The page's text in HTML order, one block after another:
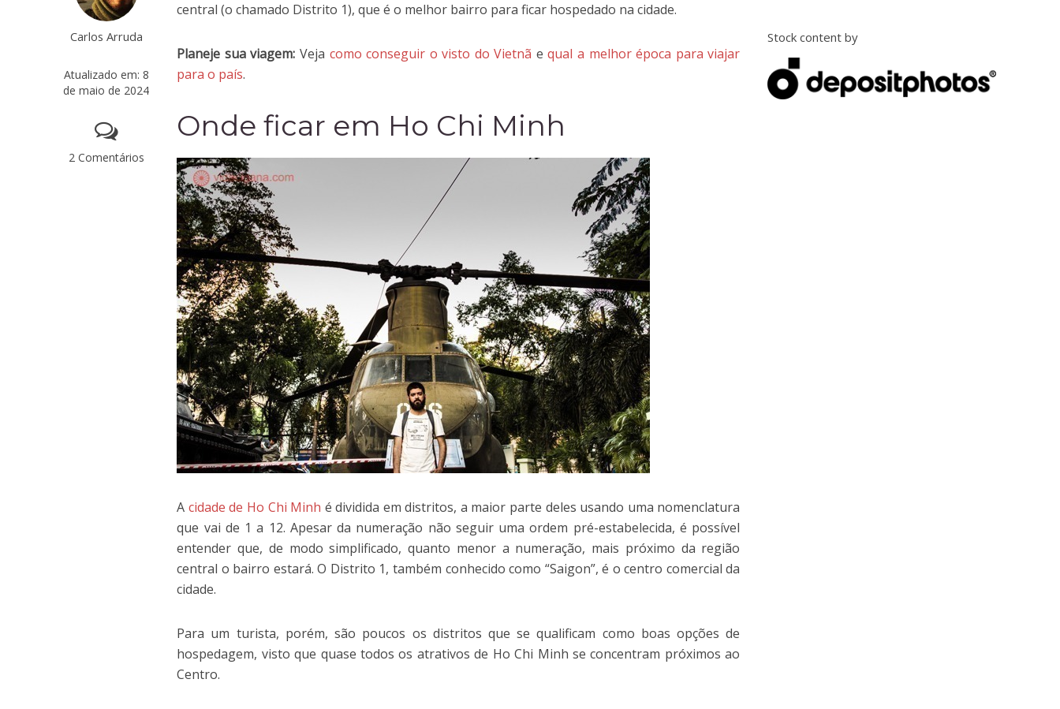
Carlos Arruda
Atualizado em: 8
de maio de 2024
2 Comentários
central (o chamado Distrito 1), que é o melhor bairro para ficar hospedado na cidade.
Planeje sua viagem: Veja como conseguir o visto do Vietnã equal a melhor época para viajar
para o país.
Onde ficar em Ho Chi Minh
A cidade de Ho Chi Minh é dividida em distritos, a maior parte deles usando uma nomenclatura
que vai de 1 a 12. Apesar da numeração não seguir uma ordem pré-estabelecida, é possível
entender que, de modo simplificado, quanto menor a numeração, mais próximo da região
central o bairro estará. O Distrito 1, também conhecido como “Saigon”, é o centro comercial da
cidade.
Para um turista, porém, são poucos os distritos que se qualificam como boas opções de
hospedagem, visto que quase todos os atrativos de Ho Chi Minh se concentram próximos ao
Centro.
Stock content by